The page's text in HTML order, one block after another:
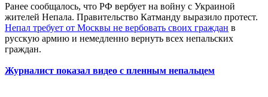
Ранее сообщалось, что РФ вербует на войну с Украиной
жителей Непала. Правительство Катманду выразило протест.
Непал требует от Москвы не вербовать своих граждан в
русскую армию и немедленно вернуть всех непальских
граждан.
Журналист показал видео с пленным непальцем